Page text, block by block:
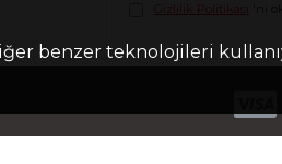
Gizlilik Politikası 'ni
benzer teknolojileri